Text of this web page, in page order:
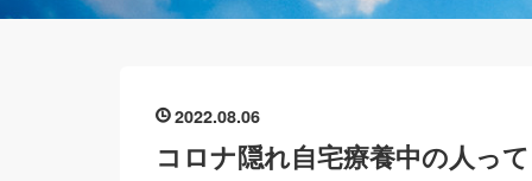
2022 08 06
コロナ隠れ自宅療養中の人っ